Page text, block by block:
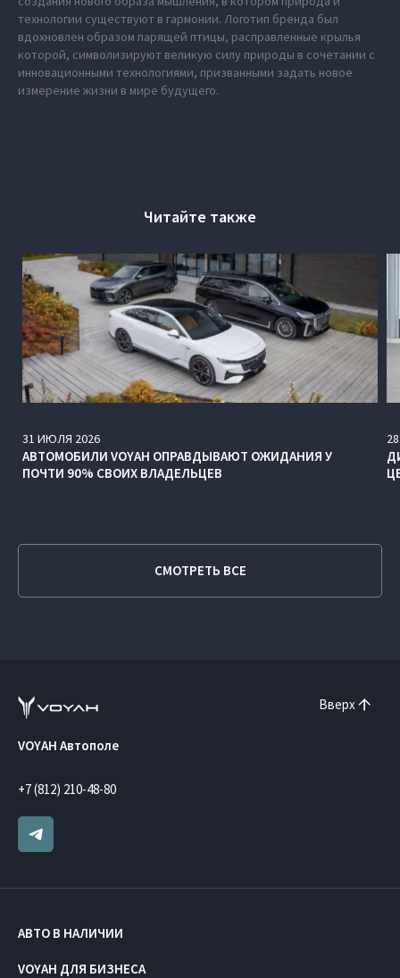
технологии существуют в гармонии. Логотип бренда был
вдохновлен образом парящей птицы, расправленные крылья
которой, символизируют великую силу природы в сочетании с
инновационными технологиями, призванными задать новое
измерение жизни в мире будущего.
Читайте также
31 ИЮЛЯ 2026
АВТОМОБИЛИ VOYAH ОПРАВДЫВАЮТ ОЖИДАНИЯ У
ПОЧТИ 90% СВОИХ ВЛАДЕЛЬЦЕВ
28
СМОТРЕТЬ ВСЕ
Вверх
VOYAH Автополе
+7 (812) 210-48-80
АВТО В НАЛИЧИИ
VOYAH ДЛЯ БИЗНЕСА